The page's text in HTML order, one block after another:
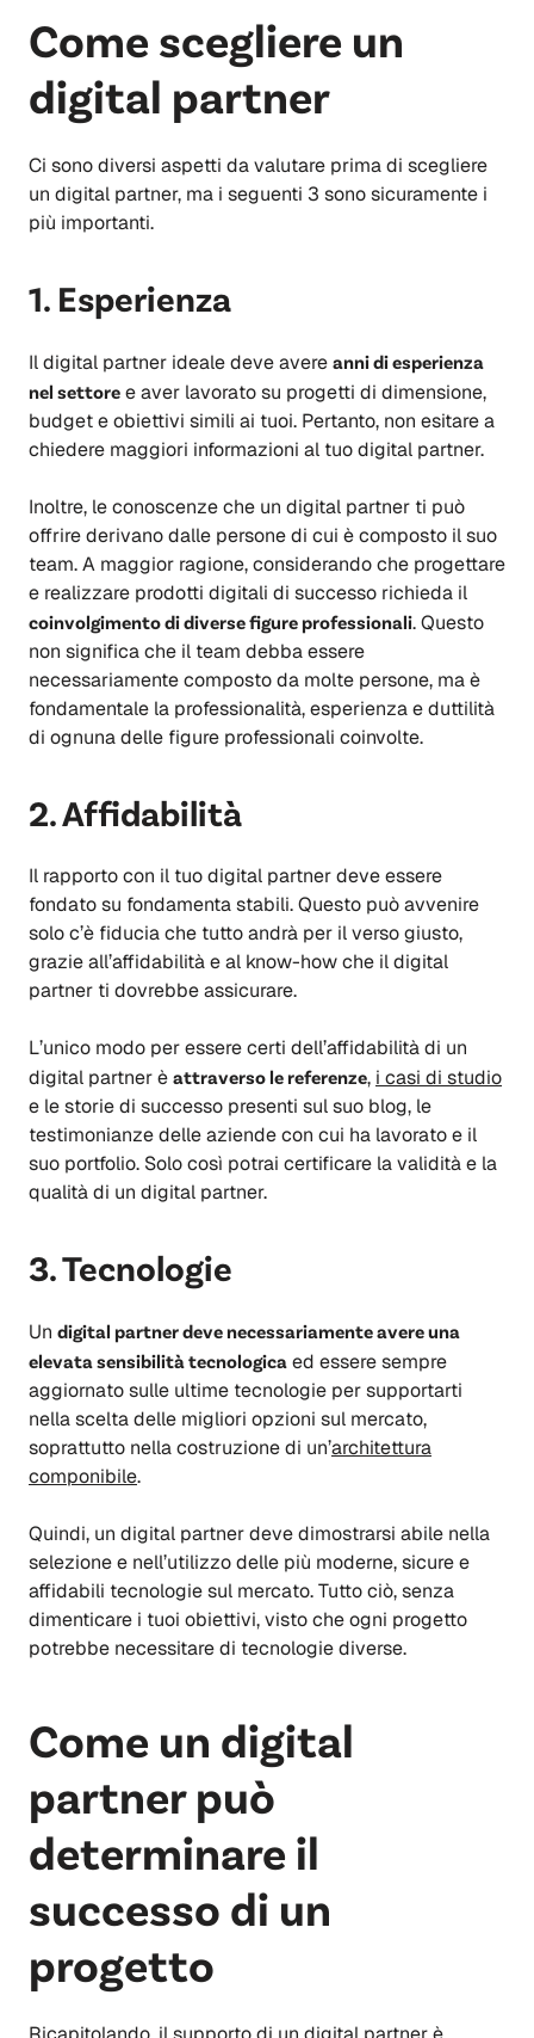
Come scegliere un
digital partner
Ci sono diversi aspetti da valutare prima di scegliere
un digital partner, ma i seguenti 3 sono sicuramente i
più importanti.
1. Esperienza
Il digital partner ideale deve avere anni di esperienza
nel settore e aver lavorato su progetti di dimensione,
budget e obiettivi simili ai tuoi. Pertanto, non esitare a
chiedere maggiori informazioni al tuo digital partner.
Inoltre, le conoscenze che un digital partner ti può
offrire derivano dalle persone di cui è composto il suo
team. A maggior ragione, considerando che progettare
e realizzare prodotti digitali di successo richieda il
coinvolgimento di diverse figure professionali. Questo
non significa che il team debba essere
necessariamente composto da molte persone, ma è
fondamentale la professionalità, esperienza e duttilità
di ognuna delle figure professionali coinvolte.
2. Affidabilità
Il rapporto con il tuo digital partner deve essere
fondato su fondamenta stabili. Questo può avvenire
solo c’è fiducia che tutto andrà per il verso giusto,
grazie all’affidabilità e al know-how che il digital
partner ti dovrebbe assicurare.
L’unico modo per essere certi dell’affidabilità di un
digital partner è attraverso le referenze, i casi di studio
e le storie di successo presenti sul suo blog, le
testimonianze delle aziende con cui ha lavorato e il
suo portfolio. Solo così potrai certificare la validità e la
qualità di un digital partner.
3. Tecnologie
Un digital partner deve necessariamente avere una
elevata sensibilità tecnologica ed essere sempre
aggiornato sulle ultime tecnologie per supportarti
nella scelta delle migliori opzioni sul mercato,
soprattutto nella costruzione di un’architettura
componibile.
Quindi, un digital partner deve dimostrarsi abile nella
selezione e nell’utilizzo delle più moderne, sicure e
affidabili tecnologie sul mercato. Tutto ciò, senza
dimenticare i tuoi obiettivi, visto che ogni progetto
potrebbe necessitare di tecnologie diverse.
Come un digital
partner può
determinare il
successo di un
progetto